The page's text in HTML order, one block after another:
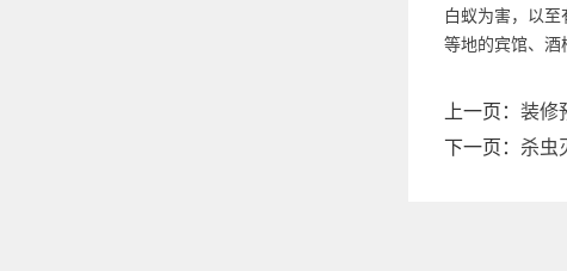
白蚁为害，以
等地的宾馆、酒
上一页： 装修
下一页： 杀虫